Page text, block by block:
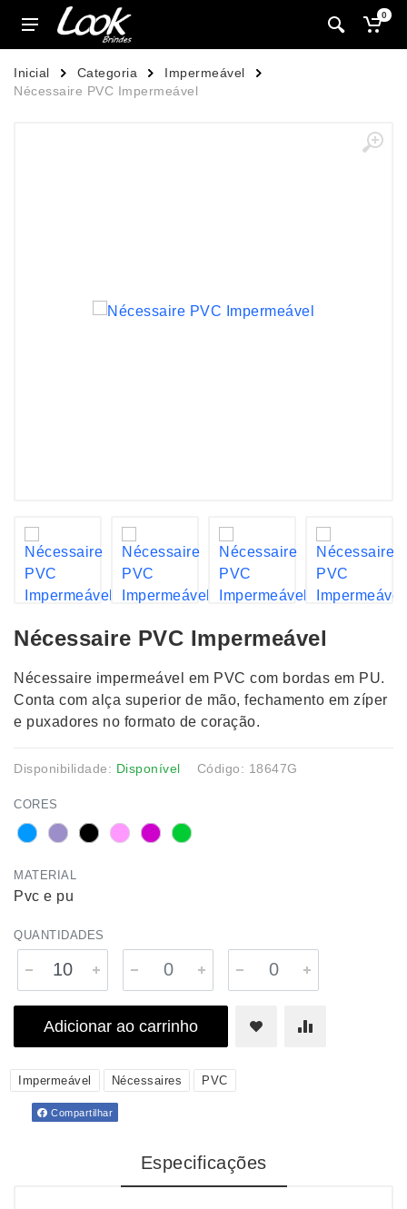
0
Inicial Categoria
Impermeável
Nécessaire PVC Impermeável
Nécessaire PVC Impermeável
Nécessaire impermeável em PVC com bordas em PU.
Conta com alça superior de mão, fechamento em zíper
e puxadores no formato de coração.
Disponibilidade: Disponível Código: 18647G
CORES
MATERIAL
Pvc e pu
QUANTIDADES
Adicionar ao carrinho
Impermeável Nécessaires PVC
Compartilhar
Especificações